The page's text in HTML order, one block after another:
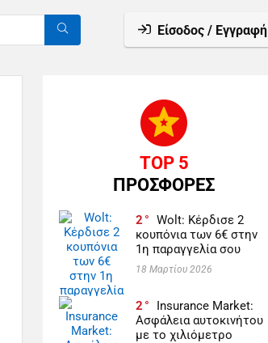
Είσοδος / Εγγραφή
TOP 5
ΠΡΟΣΦΟΡΕΣ
2
Wolt: Κέρδισε 2
κουπόνια των 6€ στην
1η παραγγελία σου
18 Μαρτίου 2026
2
Insurance Market:
Ασφάλεια αυτοκινήτου
με το χιλιόμετρο